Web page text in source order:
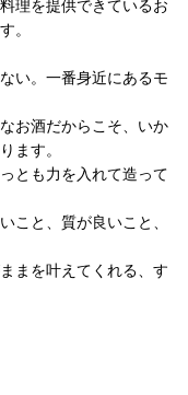
理を提供できているお
。
い。一番身近にあるモ
お酒だからこそ、いか
ます。
とも力を入れて造って
こと、質が良いこと、
まを叶えてくれる、す